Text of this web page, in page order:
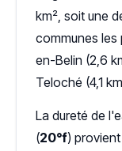
km², soit une
communes
en-Belin (2,6
Teloché (4,1
La dureté de
(20°f)